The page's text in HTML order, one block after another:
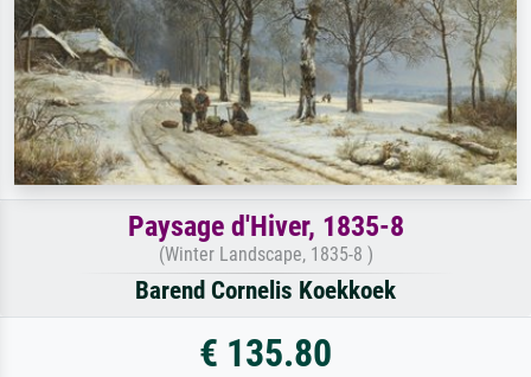
Paysage d'Hiver, 1835-8
(Winter Landscape, 1835-8 )
Barend Cornelis Koekkoek
€ 135.80